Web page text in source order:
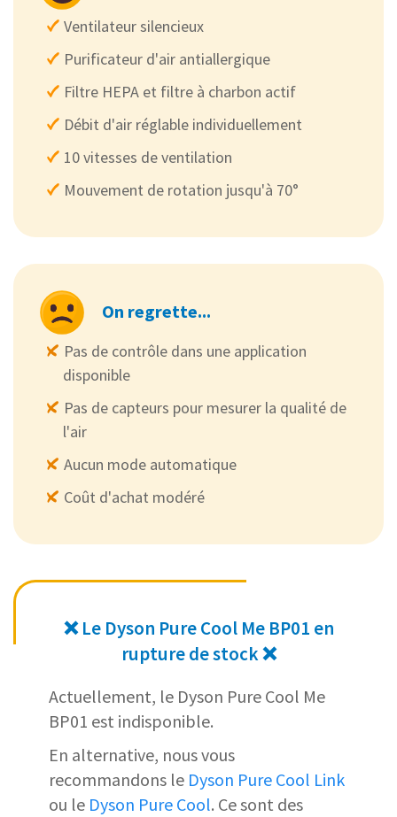
Ventilateur silencieux
Purificateur d'air antiallergique
Filtre HEPA et filtre à charbon actif
Débit d'air réglable individuellement
10 vitesses de ventilation
Mouvement de rotation jusqu'à 70°
On regrette...
Pas de contrôle dans une application
disponible
Pas de capteurs pour mesurer la qualité de
l'air
Aucun mode automatique
Coût d'achat modéré
❌ Le Dyson Pure Cool Me BP01 en
rupture de stock ❌
Actuellement, le Dyson Pure Cool Me
BP01 est indisponible.
En alternative, nous vous
recommandons le Dyson Pure Cool Link
ou le Dyson Pure Cool. Ce sont des